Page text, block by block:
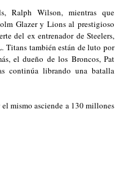
Ralph Wilson, mientras que
Glazer y Lions al prestigioso
del ex entrenador de Steelers,
Titans también están de luto por
el dueño de los Broncos, Pat
continúa librando una batalla
mismo asciende a 130 millones